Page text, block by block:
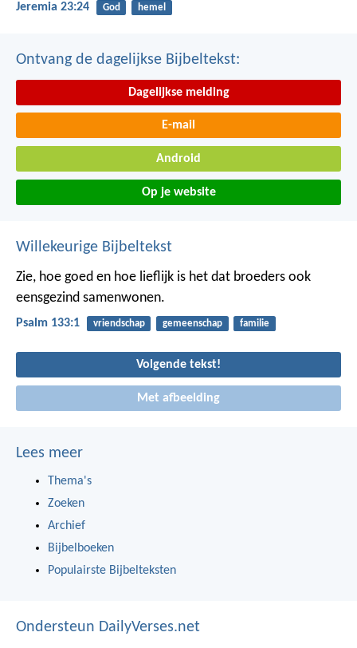
Jeremia 23:24 God hemel
Ontvang de dagelijkse Bijbeltekst:
Dagelijkse melding
E-mail
Android
Op je website
Willekeurige Bijbeltekst
Zie, hoe goed en hoe lieflijk is het dat broeders ook
eensgezind samenwonen.
Psalm 133:1 vriendschap gemeenschap familie
Volgende tekst!
Met afbeelding
Lees meer
Thema's
Zoeken
Archief
Bijbelboeken
Populairste Bijbelteksten
Ondersteun DailyVerses.net